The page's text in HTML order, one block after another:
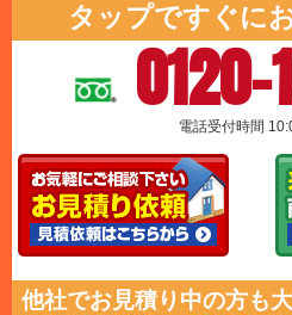
タップですぐに
0120-
電話受付時間
他社でお見積り中の方も